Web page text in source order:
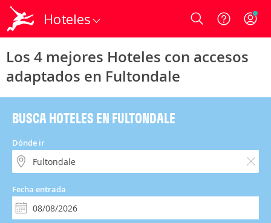
Hoteles Login
Los 4 mejores Hoteles con accesos
adaptados en Fultondale
BUSCA HOTELES EN FULTONDALE
Dónde ir
Fecha entrada